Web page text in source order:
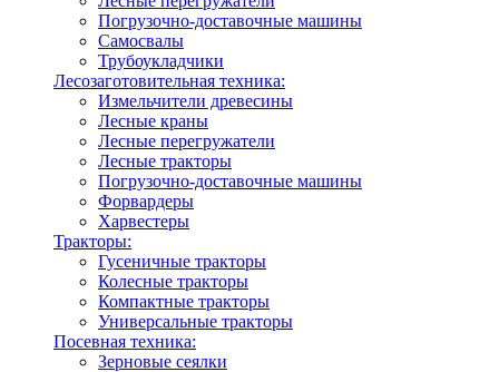
Погрузочно-доставочные машины
Самосвалы
Трубоукладчики
Лесозаготовительная техника:
Измельчители древесины
Лесные краны
Лесные перегружатели
Лесные тракторы
Погрузочно-доставочные машины
Форвардеры
Харвестеры
Тракторы:
Гусеничные тракторы
Колесные тракторы
Компактные тракторы
Универсальные тракторы
Посевная техника:
Зерновые сеялки